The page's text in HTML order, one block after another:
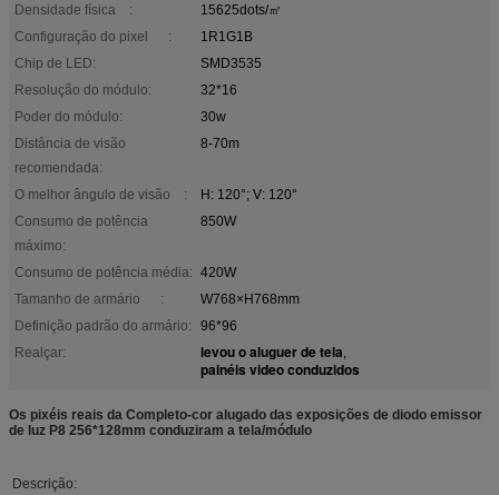
Densidade física :
15625dots/㎡
Configuração do pixel :
1R1G1B
Chip de LED:
SMD3535
Resolução do módulo:
32*16
Poder do módulo:
30w
Distância de visão
recomendada:
8-70m
O melhor ângulo de visão :
H: 120°; V: 120°
Consumo de potência
máximo:
850W
Consumo de potência média: 420W
Tamanho de armário :
W768×H768mm
Definição padrão do armário:
96*96
Realçar:
levou o aluguer de tela,
painéis video conduzidos
Os pixéis reais da Completo-cor alugado das exposições de diodo emissor
de luz P8 256*128mm conduziram a tela/módulo
Descrição: